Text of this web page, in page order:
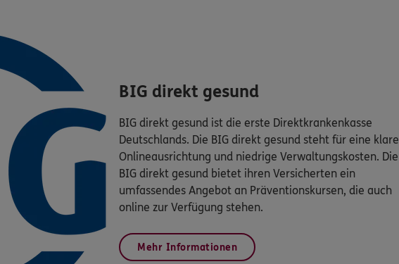
BIG direkt gesund
BIG direkt gesund ist die erste Direktkrankenkasse
Deutschlands. Die BIG direkt gesund steht für eine klare
Onlineausrichtung und niedrige Verwaltungskosten. Die
BIG direkt gesund bietet ihren Versicherten ein
umfassendes Angebot an Präventionskursen, die auch
online zur Verfügung stehen.
Mehr Informationen